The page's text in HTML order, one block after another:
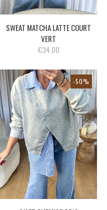
SWEAT MATCHA LATTE COURT
VERT
€34,00
-50%